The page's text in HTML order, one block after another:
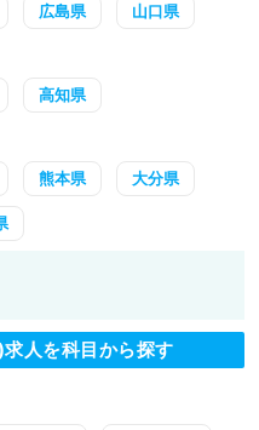
広島県 山口県
高知県
熊本県 大分県
人を科目から探す